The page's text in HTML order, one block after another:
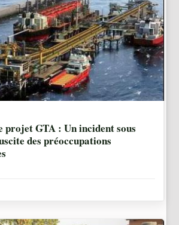
projet GTA : Un incident sous
des préoccupations